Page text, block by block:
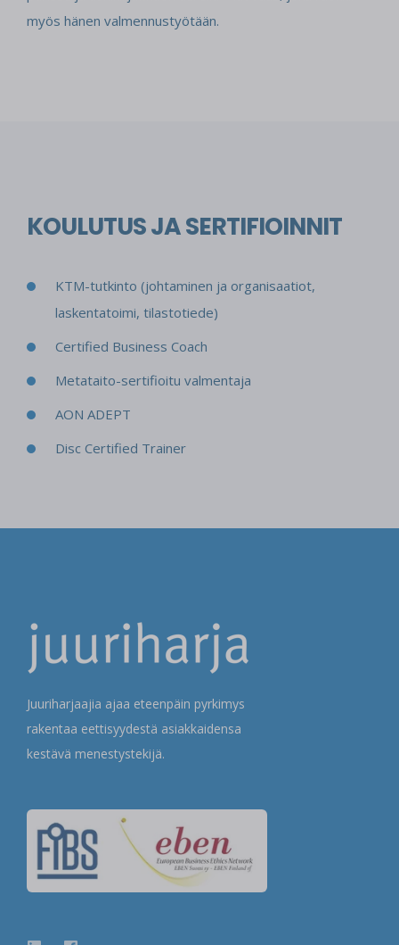
myös hänen valmennustyötään.
KOULUTUS JA SERTIFIOINNIT
KTM-tutkinto (johtaminen ja organisaatiot,
laskentatoimi, tilastotiede)
Certified Business Coach
Metataito-sertifioitu valmentaja
AON ADEPT
Disc Certified Trainer
Juuriharjaajia ajaa eteenpäin pyrkimys
rakentaa eettisyydestä asiakkaidensa
kestävä menestystekijä.